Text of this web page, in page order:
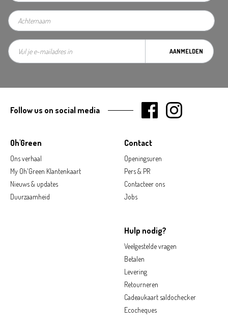
AANMELDEN
Oh'Green
Ons verhaal
My Oh'Green Klantenkaart
Nieuws & updates
Duurzaamheid
Contact
Openingsuren
Pers & PR
Contacteer ons
Jobs
Hulp nodig?
Veelgestelde vragen
Betalen
Levering
Retourneren
Cadeaukaart saldochecker
Ecocheques
Follow us on social media